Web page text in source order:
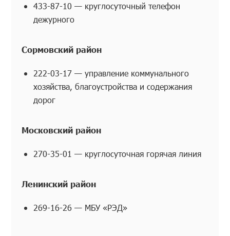
433-87-10 — круглосуточный телефон
дежурного
Сормовский район
222-03-17 — управление коммунального
хозяйства, благоустройства и содержания
дорог
Московский район
270-35-01 — круглосуточная горячая линия
Ленинский район
269-16-26 — МБУ «РЭД»